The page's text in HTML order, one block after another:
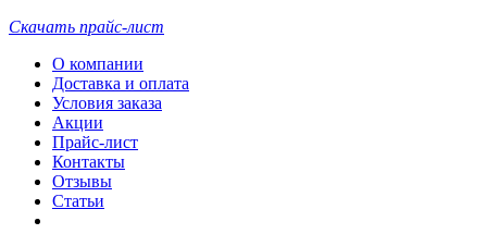
Скачать прайс-лист
О компании
Доставка и оплата
Условия заказа
Акции
Прайс-лист
Контакты
Отзывы
Статьи